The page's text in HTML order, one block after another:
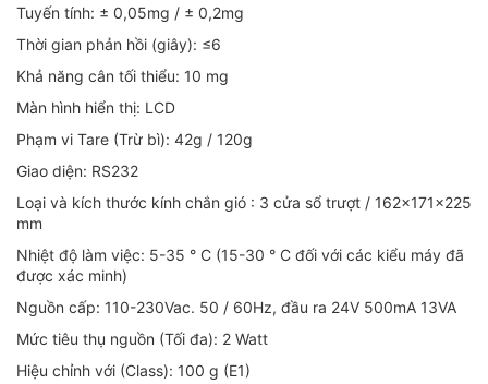
Tuyến tính: ± 0,05mg / ± 0,2mg
Thời gian phản hồi (giây): ≤6
Khả năng cân tối thiểu: 10 mg
Màn hình hiển thị: LCD
Phạm vi Tare (Trừ bì): 42g / 120g
Giao diện: RS232
Loại và kích thước kính chắn gió : 3 cửa sổ trượt / 162x171x225
mm
Nhiệt độ làm việc: 5-35 ° C (15-30 ° C đối với các kiểu máy đã
được xác minh)
Nguồn cấp: 110-230Vac. 50 / 60Hz, đầu ra 24V 500mA 13VA
Mức tiêu thụ nguồn (Tối đa): 2 Watt
Hiệu chỉnh với (Class): 100 g (E1)